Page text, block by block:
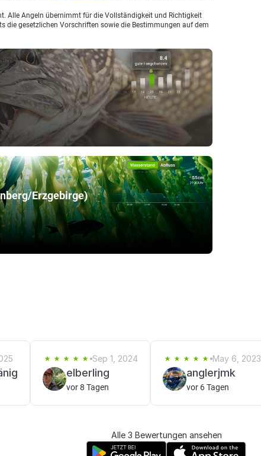
Erzgebirge)
Alle Angeln übernimmt für die Vollständigkeit und Richtigkeit
die gesetzlichen Vorschriften sowie die Bestimmungen auf dem
Sep 1, 2024
elberling
vor 8 Tagen
May 6, 2023
anglerjmk
vor 6 Tagen
Alle 3 Bewertungen ansehen